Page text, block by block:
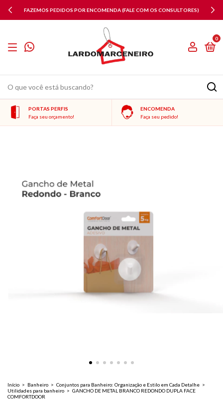
FAZEMOS PEDIDOS POR ENCOMENDA (FALE COM OS CONSULTORES)
0
PORTAS PERFIS
Faça seu orçamento!
ENCOMENDA
Faça seu pedido!
Início > Banheiro > Conjuntos para Banheiro: Organização e Estilo em Cada Detalhe >
Utilidades para banheiro > GANCHO DE METAL BRANCO REDONDO DUPLA FACE
COMFORTDOOR